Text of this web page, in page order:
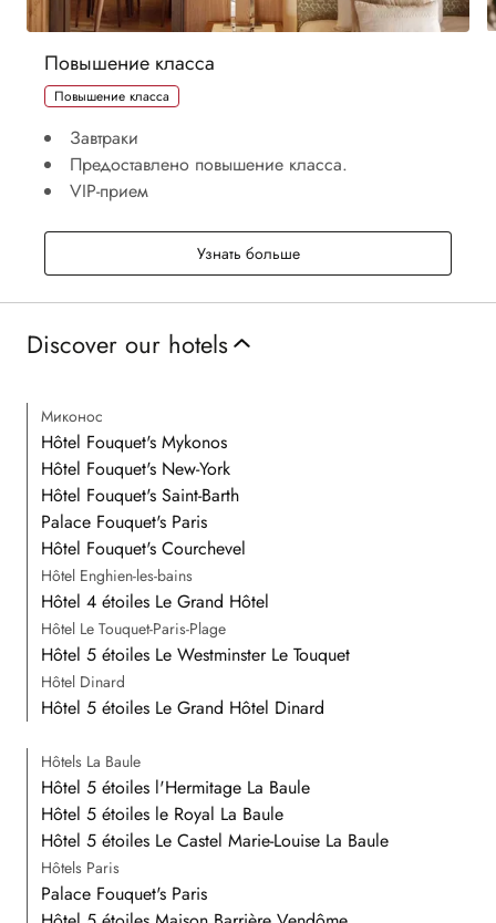
Повышение класса
Повышение класса
Завтраки
Предоставлено повышение класса.
VIP-прием
Узнать большеПовышение класса
Discover our hotels
Миконос
Hôtel Fouquet's Mykonos
Hôtel Fouquet's New-York
Hôtel Fouquet's Saint-Barth
Palace Fouquet's Paris
Hôtel Fouquet's Courchevel
Hôtel Enghien-les-bains
Hôtel 4 étoiles Le Grand Hôtel
Hôtel Le Touquet-Paris-Plage
Hôtel 5 étoiles Le Westminster Le Touquet
Hôtel Dinard
Hôtel 5 étoiles Le Grand Hôtel Dinard
Hôtels La Baule
Hôtel 5 étoiles l'Hermitage La Baule
Hôtel 5 étoiles le Royal La Baule
Hôtel 5 étoiles Le Castel Marie-Louise La Baule
Hôtels Paris
Palace Fouquet's Paris